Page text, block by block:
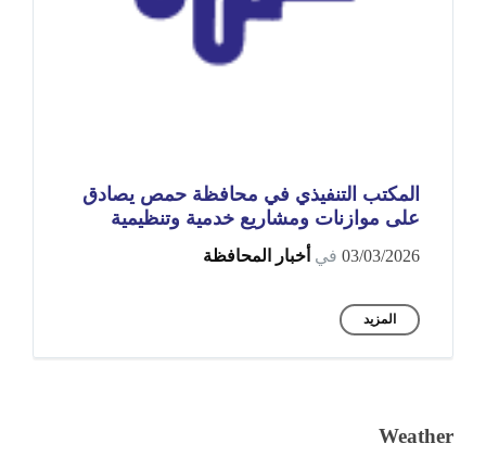
المكتب التنفيذي في محافظة حمص يصادق
على موازنات ومشاريع خدمية وتنظيمية
03/03/2026 في أخبار المحافظة
المزيد
Weather